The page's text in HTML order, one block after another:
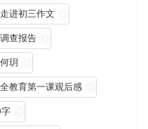
走进初三作文
查报告
玥
教育第一课观后感